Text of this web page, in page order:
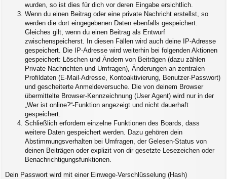
wurden, so ist dies für dich vor deren Eingabe ersichtlich.
Wenn du einen Beitrag oder eine private Nachricht erstellst, so
werden die dort eingegebenen Daten ebenfalls gespeichert.
Gleiches gilt, wenn du einen Beitrag als Entwurf
zwischenspeicherst. In diesen Fällen wird auch deine IP-Adresse
gespeichert. Die IP-Adresse wird weiterhin bei folgenden Aktionen
gespeichert: Löschen und Ändern von Beiträgen (dazu zählen
Private Nachrichten und Umfragen), Änderungen an zentralen
Profildaten (E-Mail-Adresse, Kontoaktivierung, Benutzer-Passwort)
und gescheiterte Anmeldeversuche. Die von deinem Browser
übermittelte Browser-Kennzeichnung (User Agent) wird nur in der
„Wer ist online?“-Funktion angezeigt und nicht dauerhaft
gespeichert.
Schließlich erfordern einzelne Funktionen des Boards, dass
weitere Daten gespeichert werden. Dazu gehören dein
Abstimmungsverhalten bei Umfragen, der Gelesen-Status von
deinen Beiträgen oder explizit von dir gesetzte Lesezeichen oder
Benachrichtigungsfunktionen.
Dein Passwort wird mit einer Einwege-Verschlüsselung (Hash)